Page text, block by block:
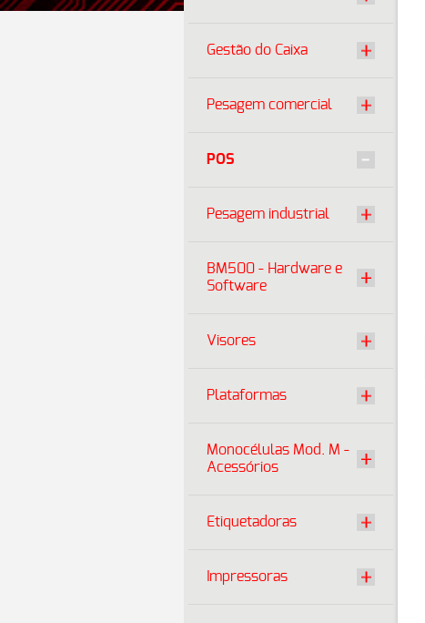
Gestão do Caixa
Pesagem comercial
POS
Pesagem industrial
BM500 - Hardware e
Software
Visores
Plataformas
Monocélulas Mod. M -
Acessórios
Etiquetadoras
Impressoras